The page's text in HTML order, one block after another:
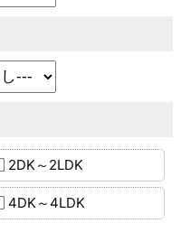
2DK～2LDK
4DK～4LDK